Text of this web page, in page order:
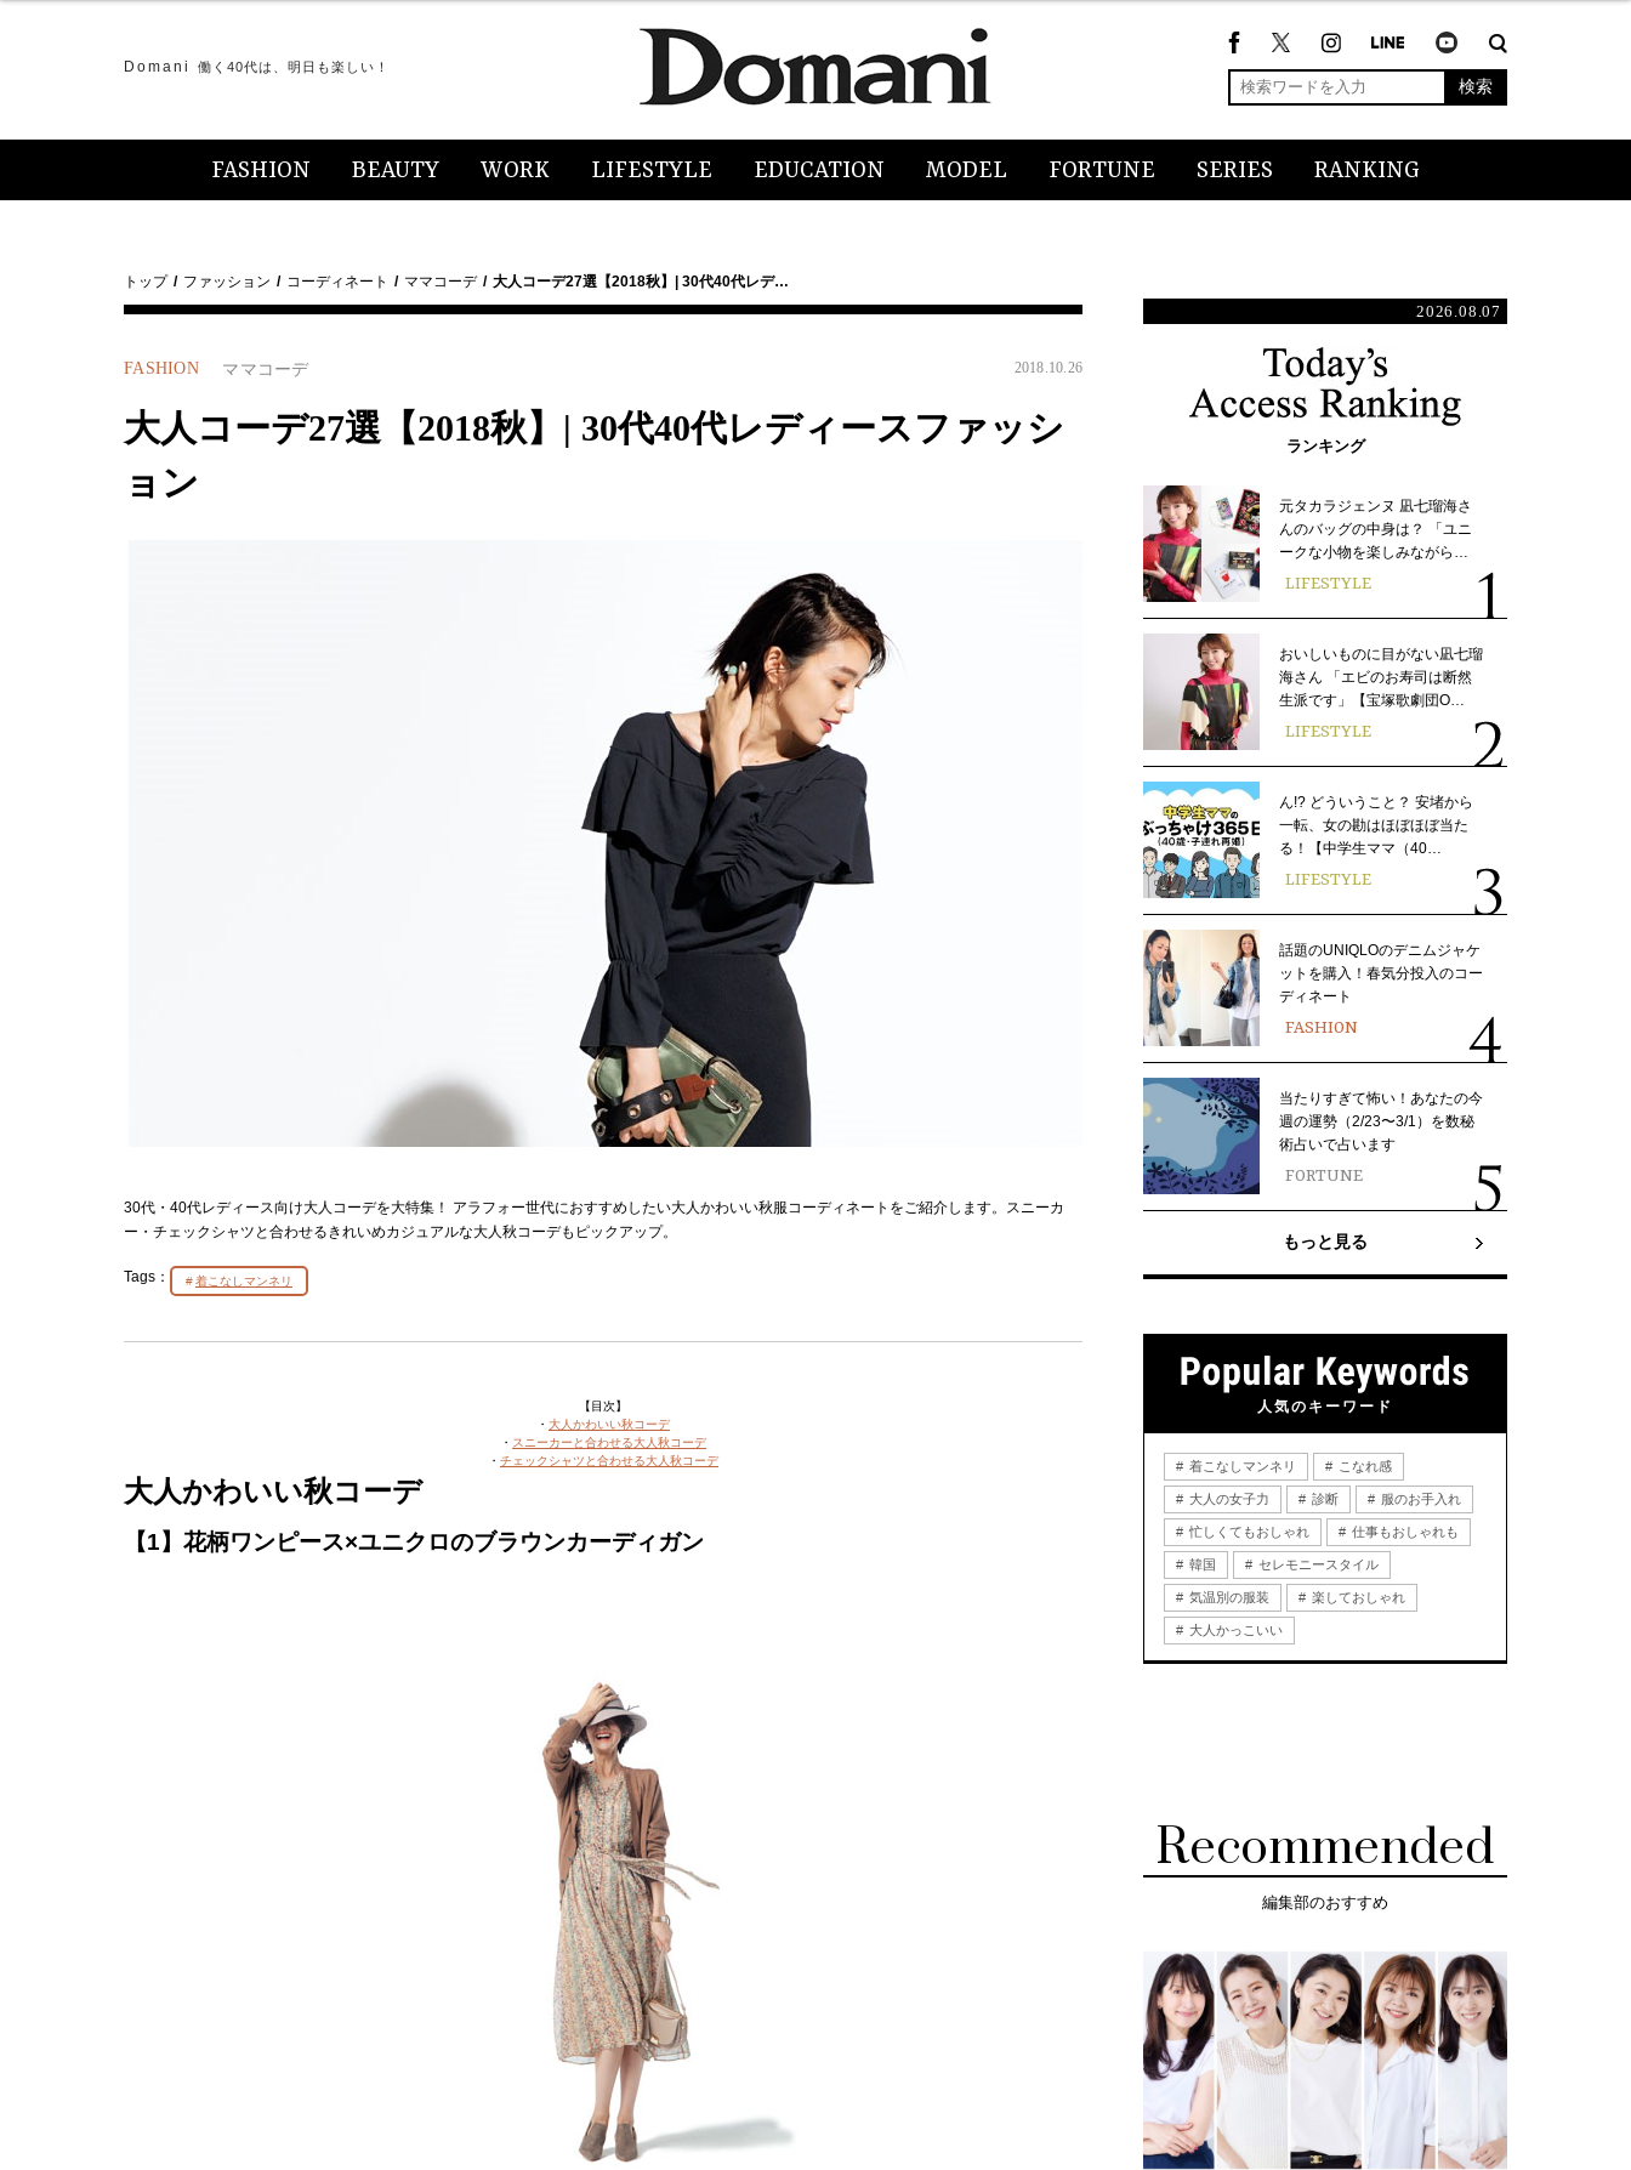
Domani 働く40代は、明日も楽しい！
検索
FASHION BEAUTY WORK LIFESTYLE EDUCATION MODEL FORTUNE SERIES RANKING
トップ ファッション コーディネート ママコーデ 大人コーデ27選【2018秋】| 30代40代レデ…
FASHION ママコーデ 2018.10.26
大人コーデ27選【2018秋】| 30代40代レディースファッシ
ョン
30代・40代レディース向け大人コーデを大特集！ アラフォー世代におすすめしたい大人かわいい秋服コーディネートをご紹介します。スニーカ
ー・チェックシャツと合わせるきれいめカジュアルな大人秋コーデもピックアップ。
Tags： 着こなしマンネリ
【目次】
・ 大人かわいい秋コーデ
・ スニーカーと合わせる大人秋コーデ
・ チェックシャツと合わせる大人秋コーデ
大人かわいい秋コーデ
【1】花柄ワンピース×ユニクロのブラウンカーディガン
2026.08.07
ランキング
元タカラジェンヌ 凪七瑠海さ
んのバッグの中身は？ 「ユニ
ークな小物を楽しみながら…
LIFESTYLE
おいしいものに目がない凪七瑠
海さん 「エビのお寿司は断然
生派です」【宝塚歌劇団O…
LIFESTYLE
ん!? どういうこと？ 安堵から
一転、女の勘はほぼほぼ当た
る！【中学生ママ（40…
LIFESTYLE
話題のUNIQLOのデニムジャケ
ットを購入！春気分投入のコー
ディネート
FASHION
当たりすぎて怖い！あなたの今
週の運勢（2/23〜3/1）を数秘
術占いで占います
FORTUNE
もっと見る
人気のキーワード
着こなしマンネリ こなれ感
大人の女子力 診断 服のお手入れ
忙しくてもおしゃれ 仕事もおしゃれも
韓国 セレモニースタイル
気温別の服装 楽しておしゃれ
大人かっこいい
Recommended
編集部のおすすめ